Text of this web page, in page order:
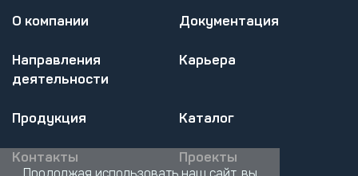
О компании
Направления
деятельности
Продукция Каталог
Проекты
Документация
Карьера
Контакты